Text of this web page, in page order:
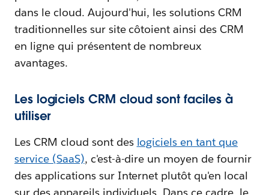
dans le cloud. Aujourd'hui, les solutions CRM
traditionnelles sur site côtoient ainsi des CRM
en ligne qui présentent de nombreux
avantages.
Les logiciels CRM cloud sont faciles à
utiliser
Les CRM cloud sont des logiciels en tant que
service (SaaS), c'est-à-dire un moyen de fournir
des applications sur Internet plutôt qu'en local